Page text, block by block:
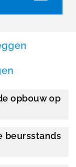
opbouw op
beursstands